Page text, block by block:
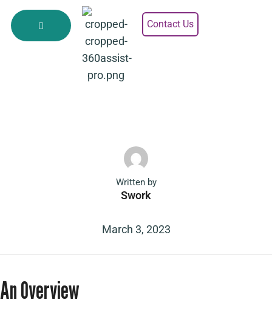
Contact Us
Written by
Swork
March 3, 2023
An Overview